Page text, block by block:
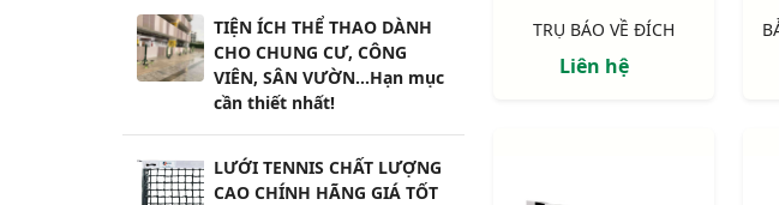
TIỆN ÍCH THỂ THAO DÀNH
CHO CHUNG CƯ, CÔNG
VIÊN, SÂN VƯỜN...Hạn mục
cần thiết nhất!
LƯỚI TENNIS CHẤT LƯỢNG
CAO CHÍNH HÃNG GIÁ TỐT
TRỤ BÁO VỀ ĐÍCH
Liên hệ